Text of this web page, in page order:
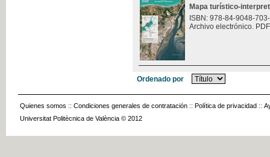
Mapa turístico-
ISBN: 978-84-9048-
Archivo electrónico.
Ordenado por
Quienes somos :: Condiciones generales de contratación :: Política de privacidad ::
Universitat Politècnica de València © 2012